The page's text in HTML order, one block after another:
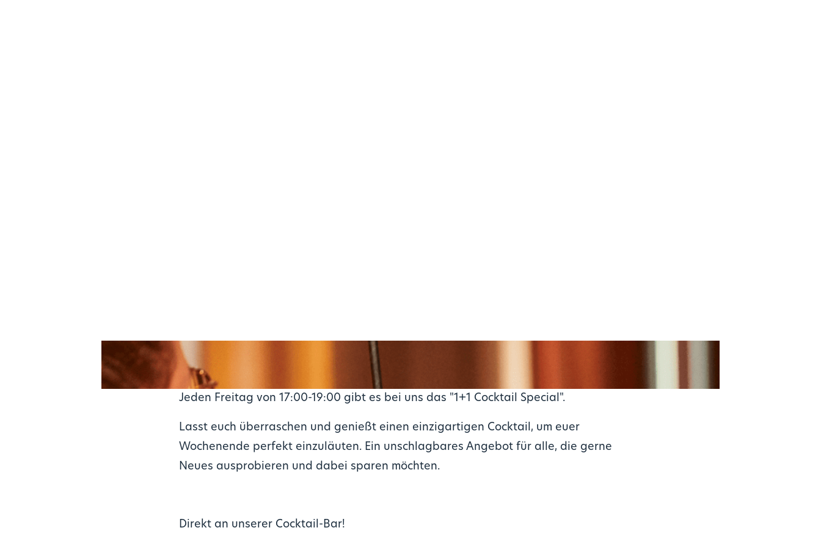
Jeden Freitag von 17:00-19:00 gibt es bei uns das "1+1 Cocktail Special".
Lasst euch überraschen und genießt einen einzigartigen Cocktail, um euer
Wochenende perfekt einzuläuten. Ein unschlagbares Angebot für alle, die gerne
Neues ausprobieren und dabei sparen möchten.
Direkt an unserer Cocktail-Bar!